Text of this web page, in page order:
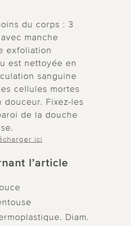
du corps : 3
manche
exfoliation
est nettoyée en
sanguine
cellules mortes
douceur. Fixez-les
de la douche
ici
l’article
Diam.